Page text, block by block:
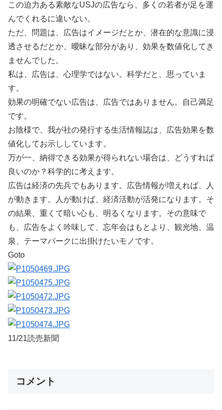
この迫力ある素敵なUSJの広告なら、多くの若者が足を運
んでくれるに違いない。
ただ、問題は、広告はイメージだとか、潜在的な意識に浸
透させるだとか、曖昧な部分があり、効果を数値化してき
ませんでした。
私は、広告は、心理学ではない。科学だと、思っていま
す。
効果の明確でない広告は、広告ではありません。自己満足
です。
お陰様で、我が社の発行する生活情報誌は、広告効果を数
値化してお示ししています。
万が一、納得できる効果が得られない場合は、どうすれば
良いのか？科学的に考えます。
広告は経済の先兵でもあります。広告情報が増えれば、人
が動きます。人が動けば、経済活動が活発になります。そ
の結果、重くて暗い心も、明るくなります。その意味で
も、広告をよく吟味して、忘年会はもとより、観光地、温
泉、テーマパークに出掛けたいモノです。
Goto
11/21読売新聞
コメント